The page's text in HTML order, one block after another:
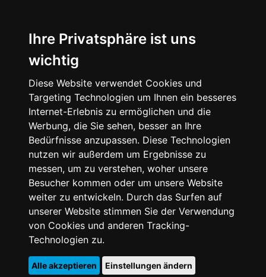
Ihre Privatsphäre ist uns
wichtig
Diese Website verwendet Cookies und
Targeting Technologien um Ihnen ein besseres
Internet-Erlebnis zu ermöglichen und die
Werbung, die Sie sehen, besser an Ihre
Bedürfnisse anzupassen. Diese Technologien
nutzen wir außerdem um Ergebnisse zu
messen, um zu verstehen, woher unsere
Besucher kommen oder um unsere Website
weiter zu entwickeln. Durch das Surfen auf
unserer Website stimmen Sie der Verwendung
von Cookies und anderen Tracking-
Technologien zu.
Alle akzeptieren Einstellungen ändern